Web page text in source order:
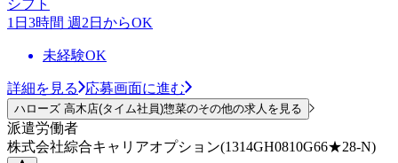
シフト
1日3時間 週2日からOK
未経験OK
詳細を見る 応募画面に進む
ハローズ 高木店(タイム社員)惣菜のその他の求人を見る
派遣労働者
株式会社綜合キャリアオプション(1314GH0810G66★28-N)